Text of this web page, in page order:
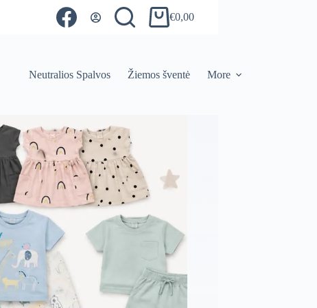
Shopping
€0,00
Neutralios Spalvos Žiemos šventė More